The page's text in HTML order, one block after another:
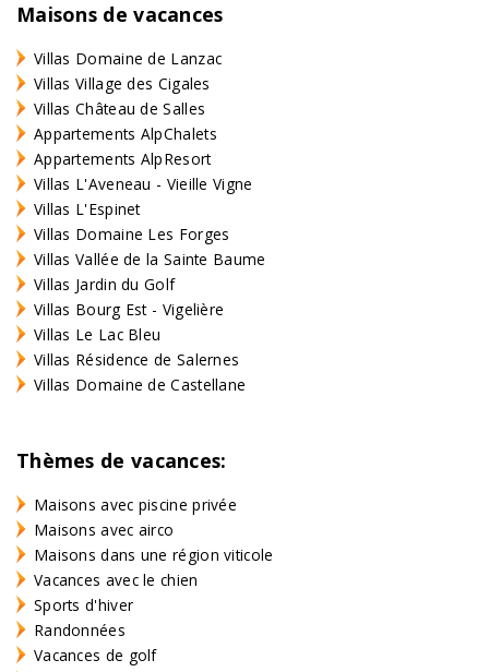
Maisons de vacances
Villas Domaine de Lanzac
Villas Village des Cigales
Villas Château de Salles
Appartements AlpChalets
Appartements AlpResort
Villas L'Aveneau - Vieille Vigne
Villas L'Espinet
Villas Domaine Les Forges
Villas Vallée de la Sainte Baume
Villas Jardin du Golf
Villas Bourg Est - Vigelière
Villas Le Lac Bleu
Villas Résidence de Salernes
Villas Domaine de Castellane
Thèmes de vacances:
Maisons avec piscine privée
Maisons avec airco
Maisons dans une région viticole
Vacances avec le chien
Sports d'hiver
Randonnées
Vacances de golf